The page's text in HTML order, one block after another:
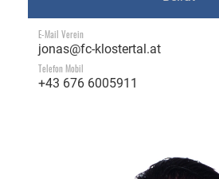
E-Mail Verein
jonas@fc-klostertal.at
Telefon Mobil
+43 676 6005911